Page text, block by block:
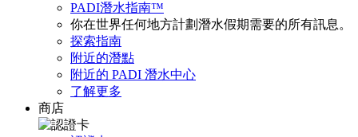
PADI潛水指南™
你在世界任何地方計劃潛水假期需要的所有訊息。
探索指南
附近的潛點
附近的 PADI 潛水中心
了解更多
商店